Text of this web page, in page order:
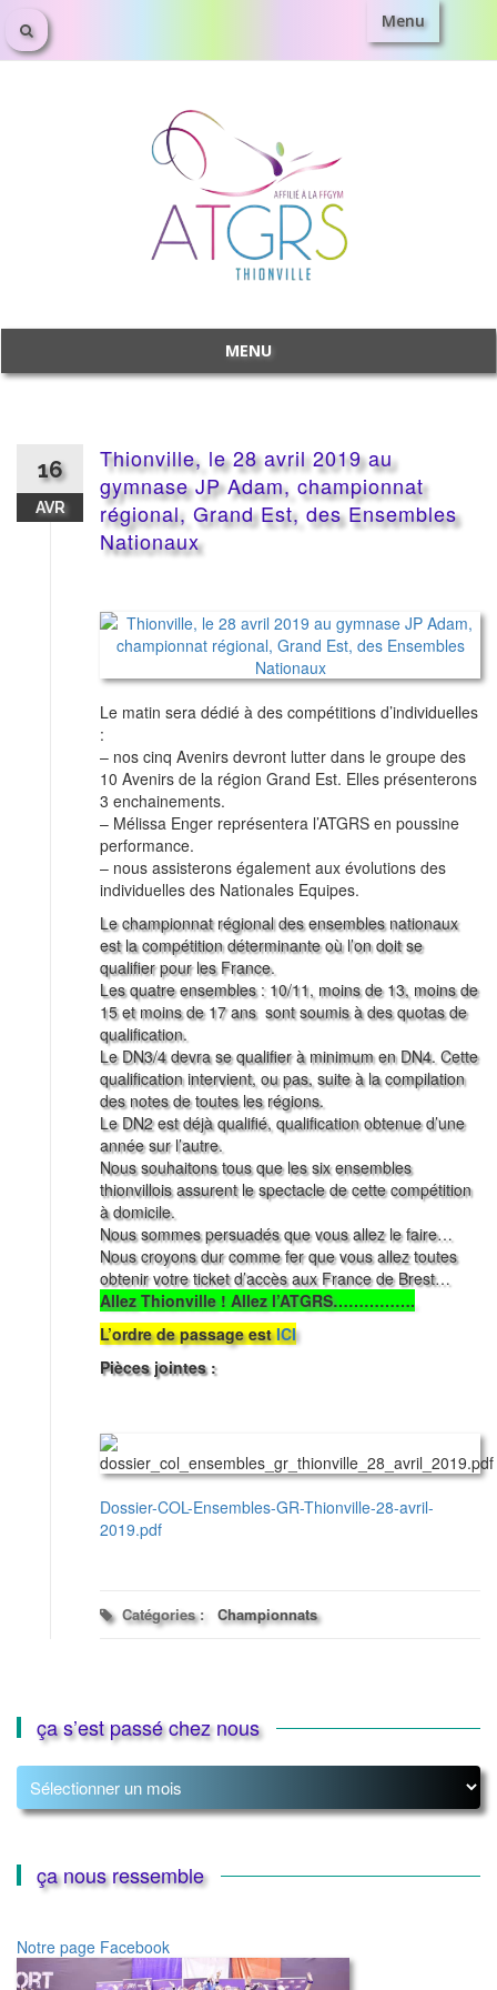
Menu
Aller
MENU
Aller
16
AVR
Thionville, le 28 avril 2019 au
gymnase JP Adam, championnat
régional, Grand Est, des Ensembles
Nationaux
Le matin sera dédié à des compétitions d’individuelles
:
– nos cinq Avenirs devront lutter dans le groupe des
10 Avenirs de la région Grand Est. Elles présenterons
3 enchainements.
– Mélissa Enger représentera l’ATGRS en poussine
performance.
– nous assisterons également aux évolutions des
individuelles des Nationales Equipes.
Le championnat régional des ensembles nationaux
est la compétition déterminante où l’on doit se
qualifier pour les France.
Les quatre ensembles : 10/11, moins de 13, moins de
15 et moins de 17 ans sont soumis à des quotas de
qualification.
Le DN3/4 devra se qualifier à minimum en DN4. Cette
qualification intervient, ou pas, suite à la compilation
des notes de toutes les régions.
Le DN2 est déjà qualifié, qualification obtenue d’une
année sur l’autre.
Nous souhaitons tous que les six ensembles
thionvillois assurent le spectacle de cette compétition
à domicile.
Nous sommes persuadés que vous allez le faire…
Nous croyons dur comme fer que vous allez toutes
obtenir votre ticket d’accès aux France de Brest…
Allez Thionville ! Allez l’ATGRS…………….
L’ordre de passage estICI
Pièces jointes :
Dossier-COL-Ensembles-GR-Thionville-28-avril-
2019.pdf
Catégories : Championnats
ça s’est passé chez nous
ça
s’est
passé
nousça nous ressemble
Notre page Facebook